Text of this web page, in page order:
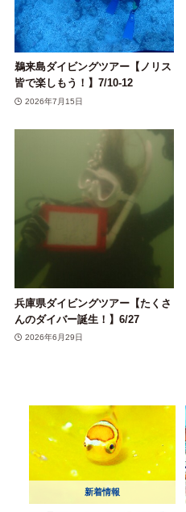
鵜来島ダイビングツアー【ノリス
皆で楽しもう！】7/10-12
2026年7月15日
兵庫県ダイビングツアー【たくさ
んのダイバー誕生！】6/27
2026年6月29日
新着情報